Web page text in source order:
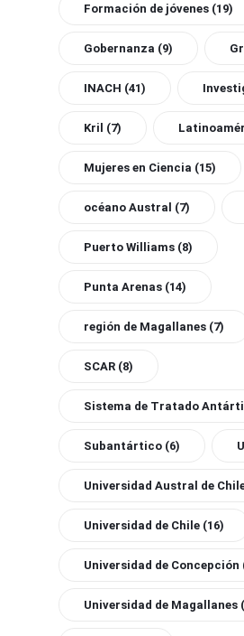
Formación de jóvenes (19)
Gobernanza (9)
INACH (41)
Kril (7)
Mujeres en Ciencia (15)
océano Austral (7)
Puerto Williams (8)
Punta Arenas (14)
región de Magallanes (7)
SCAR (8)
Sistema de Tratado
Subantártico (6)
Universidad Austral de
Universidad de Chile (16)
Universidad de Concepción
Universidad de Magallanes